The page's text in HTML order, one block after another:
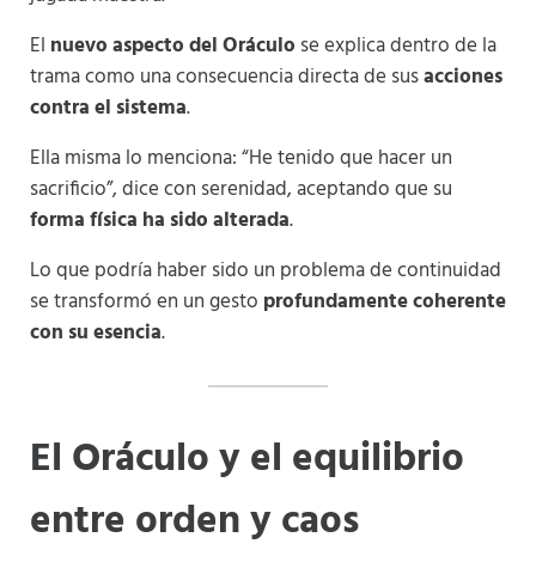
El nuevo aspecto del Oráculo se explica dentro de la
trama como una consecuencia directa de susacciones
contra el sistema.
Ella misma lo menciona: “He tenido que hacer un
sacrificio”, dice con serenidad, aceptando que su
forma física ha sido alterada.
Lo que podría haber sido un problema de continuidad
se transformó en un gesto profundamente coherente
con su esencia.
El Oráculo y el equilibrio
entre orden y caos